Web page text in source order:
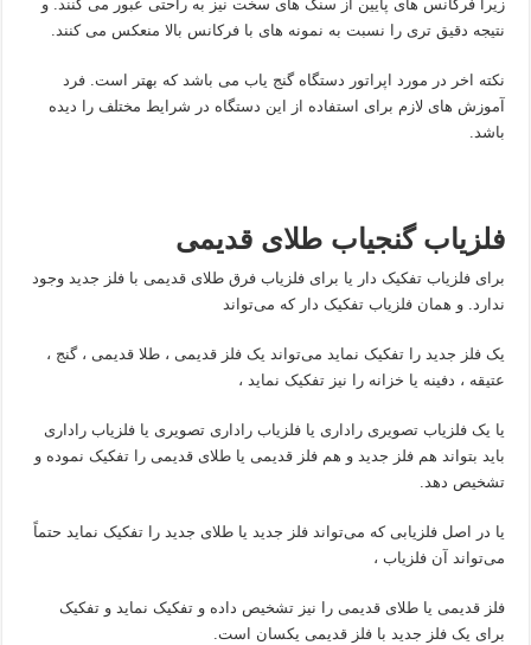
زیرا فرکانس های پایین از سنگ های سخت نیز به راحتی عبور می کنند. و
نتیجه دقیق تری را نسبت به نمونه های با فرکانس بالا منعکس می کنند.
نکته اخر در مورد اپراتور دستگاه گنج یاب می باشد که بهتر است. فرد
آموزش های لازم برای استفاده از این دستگاه در شرایط مختلف را دیده
باشد.
فلزیاب گنجیاب طلای قدیمی
برای فلزیاب تفکیک دار یا برای فلزیاب فرق طلای قدیمی با فلز جدید وجود
ندارد. و همان فلزیاب تفکیک دار که می‌تواند
یک فلز جدید را تفکیک نماید می‌تواند یک فلز قدیمی ، طلا قدیمی ، گنج ،
عتیقه ، دفینه یا خزانه را نیز تفکیک نماید ،
یا یک فلزیاب تصویری راداری یا فلزیاب راداری تصویری یا فلزیاب راداری
باید بتواند هم فلز جدید و هم فلز قدیمی یا طلای قدیمی را تفکیک نموده و
تشخیص دهد.
یا در اصل فلزیابی که می‌تواند فلز جدید یا طلای جدید را تفکیک نماید حتماً
می‌تواند آن فلزیاب ،
فلز قدیمی یا طلای قدیمی را نیز تشخیص داده و تفکیک نماید و تفکیک
برای یک فلز جدید با فلز قدیمی یکسان است.